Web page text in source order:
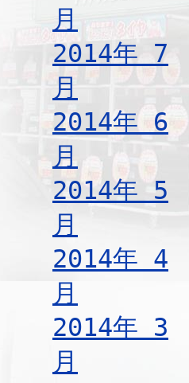
月
2014年 7
月
2014年 6
月
2014年 5
月
2014年 4
月
2014年 3
月